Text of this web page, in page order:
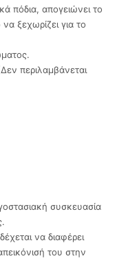
πόδια, απογειώνει το
ξεχωρίζει για το
περιλαμβάνεται
συσκευασία
να διαφέρει
του στην